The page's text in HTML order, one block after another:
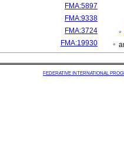
FMA:5897
FMA:9338
FMA:3724
FMA:19930
FEDERATIVE INTERNATIONAL